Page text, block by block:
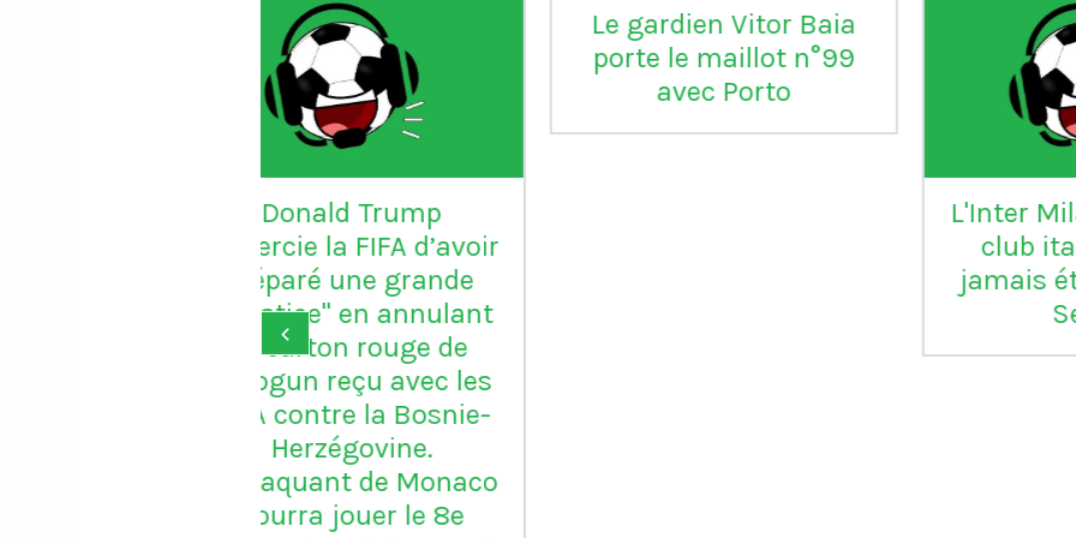
Le gardien Vitor Baia
porte le maillot n°99
avec Porto
L'Inter Milan est le seul
‹